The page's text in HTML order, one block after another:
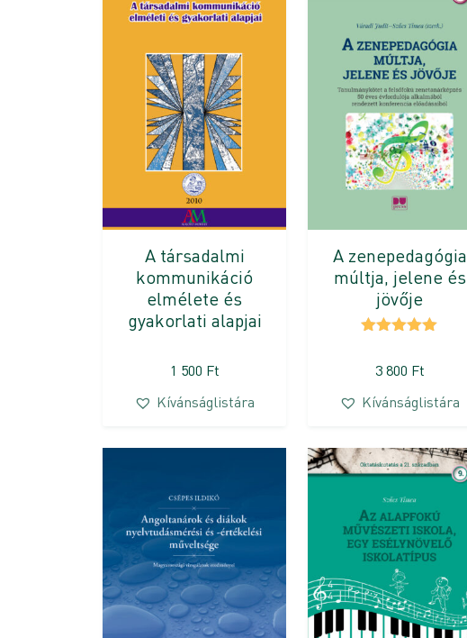
A társadalmi
kommunikáció
elmélete és
gyakorlati alapjai
1 500 Ft
Kívánságlistára
A zenepedagógia
múltja, jelene és
jövője
3 800 Ft
Kívánságlistára